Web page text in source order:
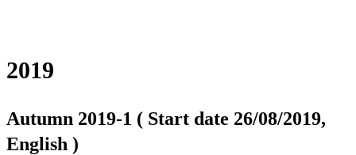
2019
Autumn 2019-1 ( Start date 26/08/2019,
English )